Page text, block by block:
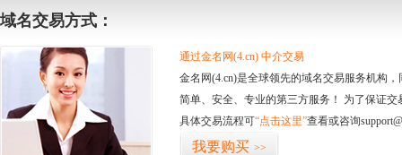
域名交易方式：
通过金名网(4.cn) 中介交易
金名网(4.cn)是全球领先的域名交易服务机构
简单、安全、专业的第三方服务！ 为了保证
具体交易流程可“点击这里”查看或咨询
我要购买 >>